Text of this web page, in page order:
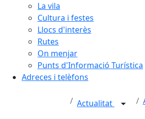
La vila
Cultura i festes
Llocs d'interès
Rutes
On menjar
Punts d'Informació Turística
Adreces i telèfons
Actualitat